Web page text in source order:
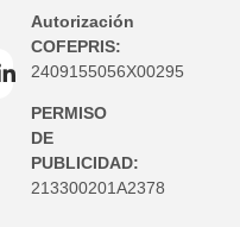
Autorización
COFEPRIS:
2409155056X00295
PERMISO
DE
PUBLICIDAD:
213300201A2378